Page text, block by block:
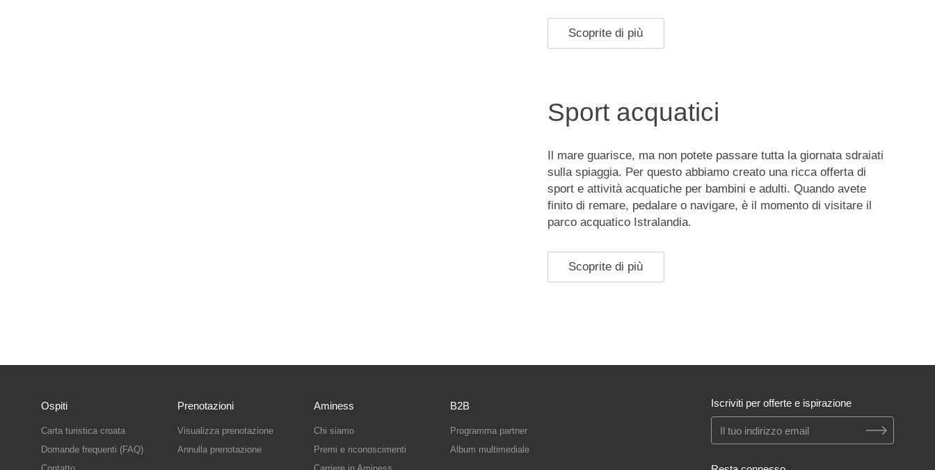
Scoprite di più
Sport acquatici
Il mare guarisce, ma non potete passare tutta la giornata sdraiati
sulla spiaggia. Per questo abbiamo creato una ricca offerta di
sport e attività acquatiche per bambini e adulti. Quando avete
finito di remare, pedalare o navigare, è il momento di visitare il
parco acquatico Istralandia.
Scoprite di più
Ospiti
Carta turistica croata
Domande frequenti (FAQ)
Prenotazioni
Visualizza prenotazione
Annulla prenotazione
Aminess
Chi siamo
Premi e riconoscimenti
B2B
Programma partner
Album multimediale
Iscriviti per offerte e ispirazione